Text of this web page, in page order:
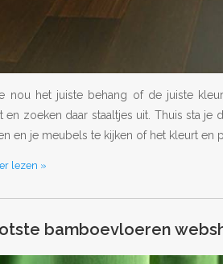
nou het juiste behang of de juiste
en zoeken daar staaltjes uit. Thuis sta
en je meubels te kijken of het kleurt en
lezen »
bamboevloeren